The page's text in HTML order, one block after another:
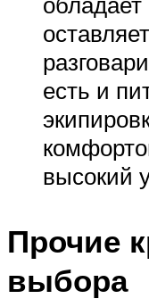
есть и
высокий
Прочие
выбора